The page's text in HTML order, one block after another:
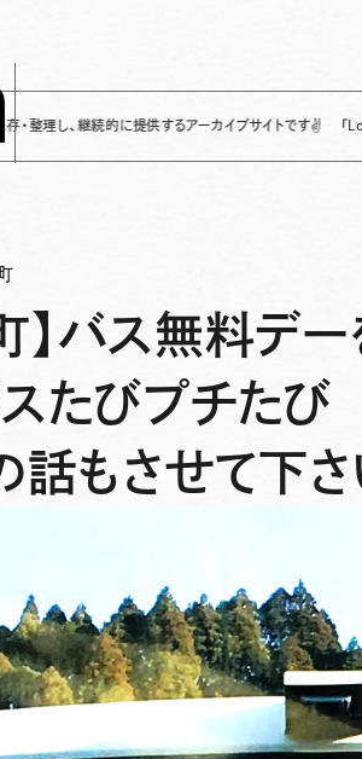
続的に提供するアーカイブサイトです✌ 「Locon（ロコン
町】バス無料デ
たびプチたび
話もさせて下